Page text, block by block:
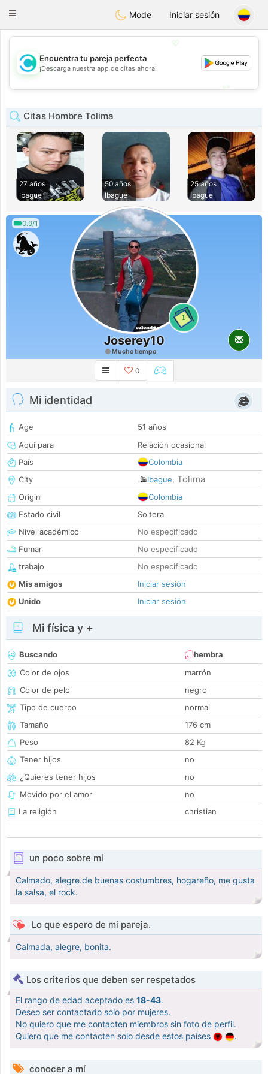
olombiaCitas
Toggle
Mode Iniciar sesión
💖
💕
Encuentra tu pareja perfecta
¡Descarga nuestra app de citas ahora!
Citas Hombre Tolima
27 años
Ibague
50 años
Ibague
25 años
Ibague
0.9/1
1
Joserey10
Mucho tiempo
0
Mi identidad
Age
51 años
Aquí para
Relación ocasional
País
Colombia
City
Ibague, Tolima
Origin
Colombia
Estado civil
Soltera
Nivel académico
No especificado
Fumar
No especificado
trabajo
No especificado
Mis amigos
Iniciar sesión
Unido
Iniciar sesión
Mi física y +
Buscando
hembra
Color de ojos
marrón
Color de pelo
negro
Tipo de cuerpo
normal
Tamaño
176 cm
Peso
82 Kg
Tener hijos
no
¿Quieres tener hijos
no
Movido por el amor
no
La religión
christian
un poco sobre mí
Calmado, alegre.de buenas costumbres, hogareño, me gusta
la salsa, el rock.
Lo que espero de mi pareja.
Calmada, alegre, bonita.
Los criterios que deben ser respetados
El rango de edad aceptado es 18-43.
Deseo ser contactado solo por mujeres.
No quiero que me contacten miembros sin foto de perfil.
Quiero que me contacten solo desde estos países
.
conocer a mí